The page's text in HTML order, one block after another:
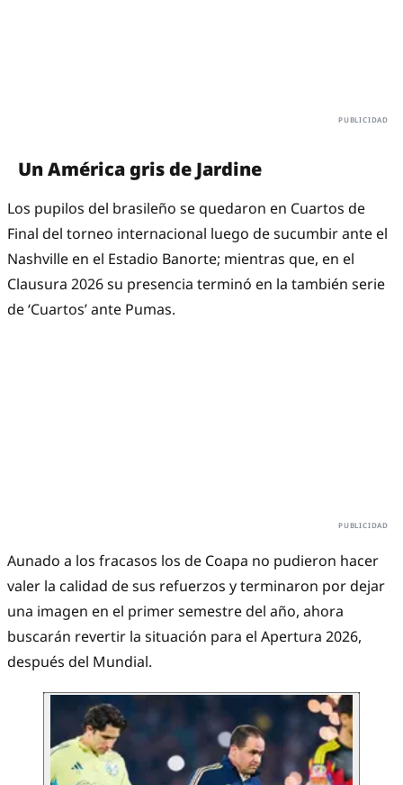
Un América gris de Jardine
Los pupilos del brasileño se quedaron en Cuartos de
Final del torneo internacional luego de sucumbir ante el
Nashville en el Estadio Banorte; mientras que, en el
Clausura 2026 su presencia terminó en la también serie
de ‘Cuartos’ ante Pumas.
Aunado a los fracasos los de Coapa no pudieron hacer
valer la calidad de sus refuerzos y terminaron por dejar
una imagen en el primer semestre del año, ahora
buscarán revertir la situación para el Apertura 2026,
después del Mundial.